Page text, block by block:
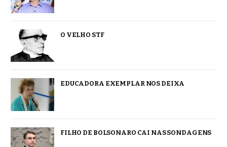
O VELHO STF
EDUCADORA EXEMPLAR NOS DEIXA
FILHO DE BOLSONARO CAI NAS SONDAGENS